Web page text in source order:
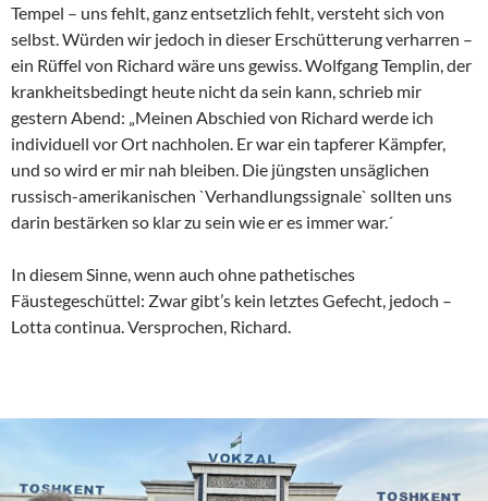
Tempel – uns fehlt, ganz entsetzlich fehlt, versteht sich von
selbst. Würden wir jedoch in dieser Erschütterung verharren –
ein Rüffel von Richard wäre uns gewiss. Wolfgang Templin, der
krankheitsbedingt heute nicht da sein kann, schrieb mir
gestern Abend: „Meinen Abschied von Richard werde ich
individuell vor Ort nachholen. Er war ein tapferer Kämpfer,
und so wird er mir nah bleiben. Die jüngsten unsäglichen
russisch-amerikanischen `Verhandlungssignale` sollten uns
darin bestärken so klar zu sein wie er es immer war.´
In diesem Sinne, wenn auch ohne pathetisches
Fäustegeschüttel: Zwar gibt’s kein letztes Gefecht, jedoch –
Lotta continua. Versprochen, Richard.